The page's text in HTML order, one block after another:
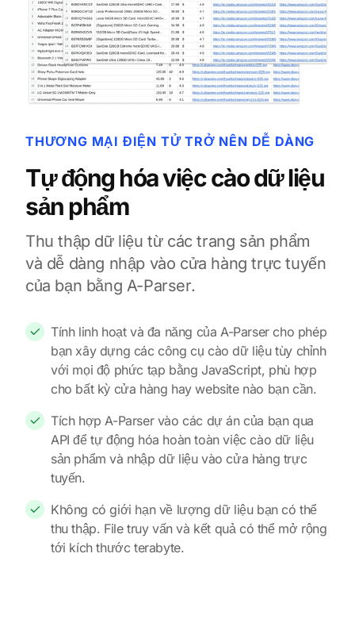
THƯƠNG MẠI ĐIỆN TỬ TRỞ NÊN DỄ DÀNG
Tự động hóa việc cào dữ liệu
sản phẩm
Thu thập dữ liệu từ các trang sản phẩm
và dễ dàng nhập vào cửa hàng trực tuyến
của bạn bằng A-Parser.
Tính linh hoạt và đa năng của A-Parser cho phép
bạn xây dựng các công cụ cào dữ liệu tùy chỉnh
với mọi độ phức tạp bằng JavaScript, phù hợp
cho bất kỳ cửa hàng hay website nào bạn cần.
Tích hợp A-Parser vào các dự án của bạn qua
API để tự động hóa hoàn toàn việc cào dữ liệu
sản phẩm và nhập dữ liệu vào cửa hàng trực
tuyến.
Không có giới hạn về lượng dữ liệu bạn có thể
thu thập. File truy vấn và kết quả có thể mở rộng
tới kích thước terabyte.